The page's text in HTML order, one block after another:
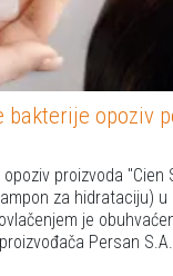
bakterije opoziv
proizvoda "Cien
za hidrataciju) u
je
Persan